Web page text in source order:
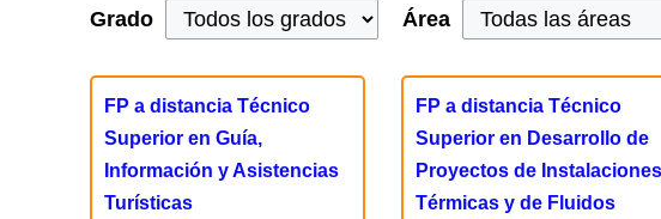
Grado Área
FP a distancia Técnico
Superior en Guía,
Información y Asistencias
Turísticas
FP a distancia Técnico
Superior en Desarrollo de
Proyectos de Instalaciones
Térmicas y de Fluidos